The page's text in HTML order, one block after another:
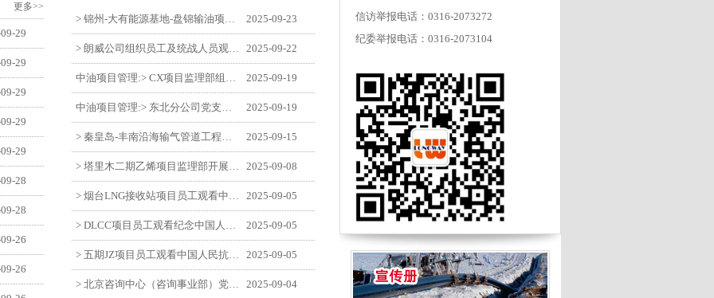
更多>>
29
29
29
29
29
28
28
26
26
2025-09-23
2025-09-22
2025-09-19
2025-09-19
2025-09-15
2025-09-08
2025-09-05
2025-09-05
2025-09-05
2025-09-04
信访举报电话：0316-2073272
纪委举报电话：0316-2073104